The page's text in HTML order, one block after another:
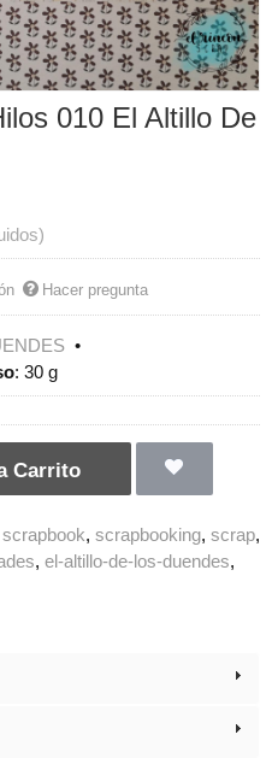
010 El Altillo De
Hacer pregunta
•
: 30 g
Carrito
scrapbook scrapbooking scrap
el-altillo-de-los-duendes